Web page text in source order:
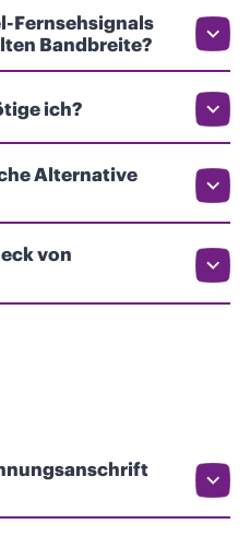
Fernsehsignals
Bandbreite?
ich?
Alternative
von